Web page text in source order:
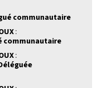
communautaire
:
communautaire
: